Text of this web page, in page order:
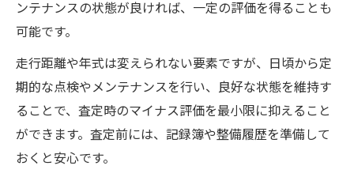
ンテナンスの状態が良ければ、一定の評価を得ることも
可能です。
走行距離や年式は変えられない要素ですが、日頃から定
期的な点検やメンテナンスを行い、良好な状態を維持す
ることで、査定時のマイナス評価を最小限に抑えること
ができます。査定前には、記録簿や整備履歴を準備して
おくと安心です。